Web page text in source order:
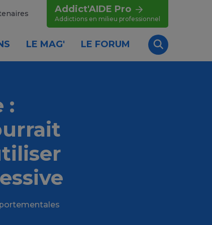
Addict'AIDE Pro
Addictions en milieu professionnel
LE MAG' LE FORUM
Recherche
: